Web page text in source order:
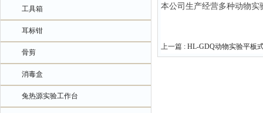
工具箱
耳标钳
骨剪
消毒盒
兔热源实验工作台
本公司生产经营多种动物
上一篇 : HL-GDQ动物实验平板